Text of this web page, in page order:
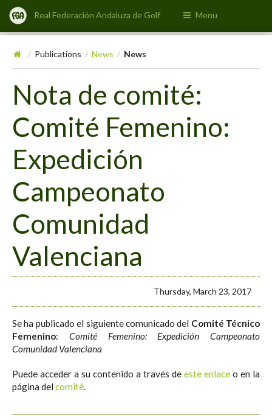
Real Federación Andaluza de Golf Menu
/ Publications / News / News
Nota de comité:
Comité Femenino:
Expedición
Campeonato
Comunidad
Valenciana
Thursday, March 23, 2017
Se ha publicado el siguiente comunicado del Comité Técnico
Femenino: Comité Femenino: Expedición Campeonato
Comunidad Valenciana
Puede acceder a su contenido a través de este enlace o en la
página delcomité